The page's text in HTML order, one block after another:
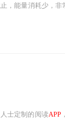
，能量消耗少，非
士定制的阅读APP